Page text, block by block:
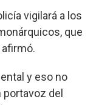
vigilará a los
que
afirmó.
y eso no
del